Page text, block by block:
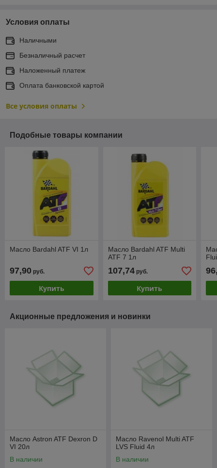
Условия оплаты
Наличными
Безналичный расчет
Наложенный платеж
Оплата банковской картой
Все условия оплаты
Подобные товары компании
Масло Bardahl ATF VI 1л
97,90 руб.
Купить
Масло Bardahl ATF Multi
ATF 7 1л
107,74руб.
Купить
Акционные предложения и новинки
Масло Astron ATF Dexron D
VI 20л
В наличии
Масло Ravenol Multi ATF
LVS Fluid 4л
В наличии